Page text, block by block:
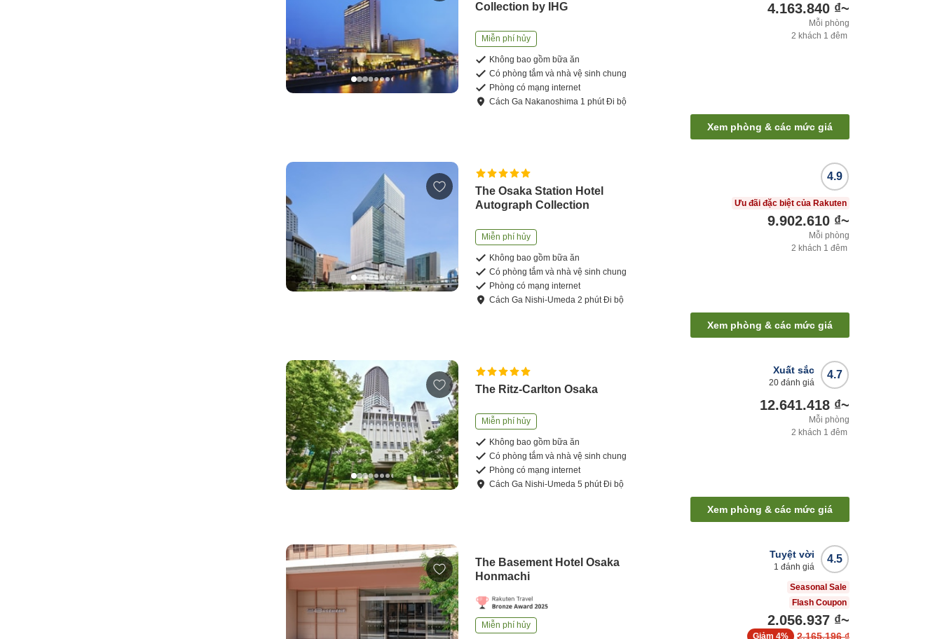
Collection by IHG
Miễn phí hủy
Không bao gồm bữa ăn
Có phòng tắm và nhà vệ sinh chung
Phòng có mạng internet
CáchGa Nakanoshima 1 phútĐi bộ
4.163.840 ₫~
Mỗi phòng
2 khách 1 đêm
Xem phòng & các mức giá
The Osaka Station Hotel
Autograph Collection
Miễn phí hủy
Không bao gồm bữa ăn
Có phòng tắm và nhà vệ sinh chung
Phòng có mạng internet
CáchGa Nishi-Umeda 2 phútĐi bộ
4.9
Ưu đãi đặc biệt của Rakuten
9.902.610 ₫~
Mỗi phòng
2 khách 1 đêm
Xem phòng & các mức giá
The Ritz-Carlton Osaka
Miễn phí hủy
Không bao gồm bữa ăn
Có phòng tắm và nhà vệ sinh chung
Phòng có mạng internet
CáchGa Nishi-Umeda 5 phútĐi bộ
4.7
Xuất sắc
20 đánh giá
12.641.418 ₫~
Mỗi phòng
2 khách 1 đêm
Xem phòng & các mức giá
The Basement Hotel Osaka
Honmachi
Miễn phí hủy
4.5
Tuyệt vời
1 đánh giá
Seasonal Sale
Flash Coupon
2.056.937 ₫~
2.165.196 ₫
Giảm 4%